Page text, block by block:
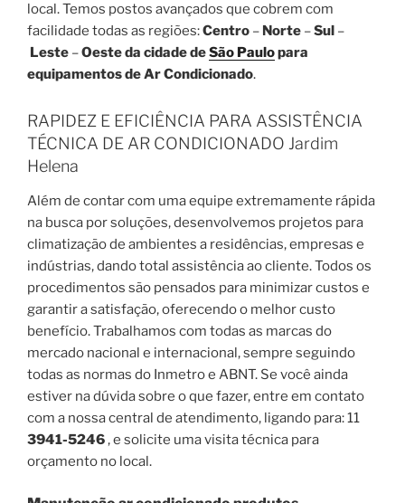
local. Temos postos avançados que cobrem com
facilidade todas as regiões:Centro – Norte –Sul –
Leste –Oeste da cidade deSão Paulopara
equipamentos de Ar Condicionado.
RAPIDEZ E EFICIÊNCIA PARA ASSISTÊNCIA
TÉCNICA DE AR CONDICIONADO Jardim
Helena
Além de contar com uma equipe extremamente rápida
na busca por soluções, desenvolvemos projetos para
climatização de ambientes a residências, empresas e
indústrias, dando total assistência ao cliente. Todos os
procedimentos são pensados para minimizar custos e
garantir a satisfação, oferecendo o melhor custo
benefício. Trabalhamos com todas as marcas do
mercado nacional e internacional, sempre seguindo
todas as normas do Inmetro e ABNT. Se você ainda
estiver na dúvida sobre o que fazer, entre em contato
com a nossa central de atendimento, ligando para: 11
3941-5246, e solicite uma visita técnica para
orçamento no local.